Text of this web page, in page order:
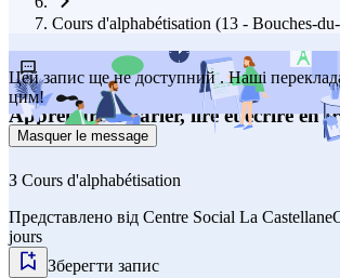
Cours d'alphabétisation (13 - Bouches-
Цей запис ще не доступний . Наші
цим!
Masquer le message
Зробити пропозицію щодо покращення
Apprendre à parler, lire et écrire en
Marseille 16e
З Cours d'alphabétisation
Представлено від Centre Social La Castellane
jours
Зберегти запис